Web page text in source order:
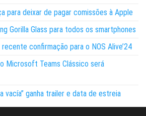
para deixar de pagar comissões à Apple
Gorilla Glass para todos os smartphones
confirmação para o NOS Alive’24
Microsoft Teams Clássico será
vacía” ganha trailer e data de estreia